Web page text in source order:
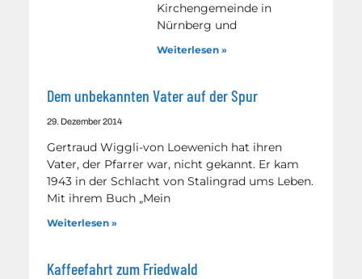
Kirchengemeinde in
Nürnberg und
Weiterlesen »
Dem unbekannten Vater auf der Spur
29. Dezember 2014
Gertraud Wiggli-von Loewenich hat ihren
Vater, der Pfarrer war, nicht gekannt. Er kam
1943 in der Schlacht von Stalingrad ums Leben.
Mit ihrem Buch „Mein
Weiterlesen »
Kaffeefahrt zum Friedwald